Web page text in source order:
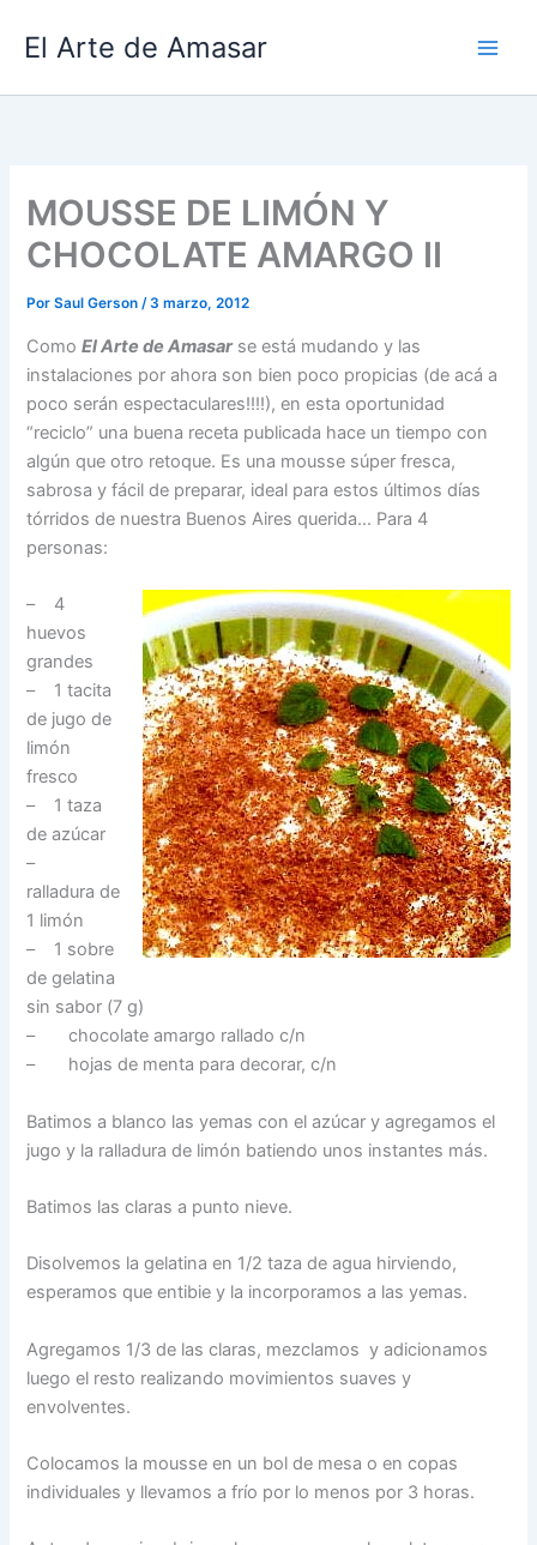
El Arte de Amasar
MOUSSE DE LIMÓN Y
CHOCOLATE AMARGO II
PorSaul Gerson/3 marzo, 2012
ComoEl Arte de Amasarse está mudando y las
instalaciones por ahora son bien poco propicias (de acá a
poco serán espectaculares!!!!), en esta oportunidad
“reciclo” una buena receta publicada hace un tiempo con
algún que otro retoque. Es una mousse súper fresca,
sabrosa y fácil de preparar, ideal para estos últimos días
tórridos de nuestra Buenos Aires querida… Para 4
personas:
– 4
huevos
grandes
– 1 tacita
de jugo de
limón
fresco
– 1 taza
de azúcar
–
ralladura de
1 limón
– 1 sobre
de gelatina
sin sabor (7 g)
– chocolate amargo rallado c/n
– hojas de menta para decorar, c/n
Batimos a blanco las yemas con el azúcar y agregamos el
jugo y la ralladura de limón batiendo unos instantes más.
Batimos las claras a punto nieve.
Disolvemos la gelatina en 1/2 taza de agua hirviendo,
esperamos que entibie y la incorporamos a las yemas.
Agregamos 1/3 de las claras, mezclamos y adicionamos
luego el resto realizando movimientos suaves y
envolventes.
Colocamos la mousse en un bol de mesa o en copas
individuales y llevamos a frío por lo menos por 3 horas.